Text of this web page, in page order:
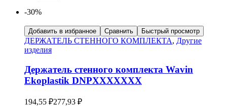
-30%
Добавить в избранное Сравнить Быстрый просмотр
ДЕРЖАТЕЛЬ СТЕННОГО КОМПЛЕКТА, Другие
изделия
Держатель стенного комплекта Wavin
Ekoplastik DNPXXXXXXX
194,55 ₽277,93 ₽